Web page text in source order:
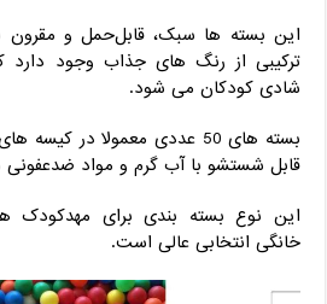
این بسته ‌ها سبک، قابل‌حمل و مقرون
ترکیبی از رنگ‌ های جذاب وجود
شادی کودکان می‌ شود.
بسته ‌های 50 عددی معمولا در
قابل شستشو با آب گرم و مواد ضدعفونی
این نوع بسته‌ بندی برای مهدکودک‌
خانگی انتخابی عالی است.